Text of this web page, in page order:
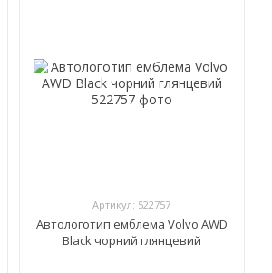
Артикул: 522757
Автологотип емблема Volvo AWD
Black чорний глянцевий